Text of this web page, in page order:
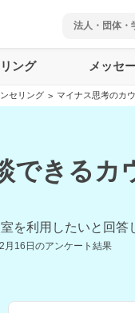
法人・団体・
ング メッセ
セリング > マイナス思考のカ
できるカ
を利用したいと回答
月16日 のアンケート結果